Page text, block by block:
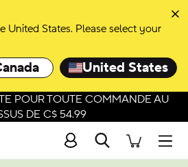
United States. Please select your
United States
couleurs
POUR TOUTE COMMANDE AU
DE C$ 54.99
Recherche